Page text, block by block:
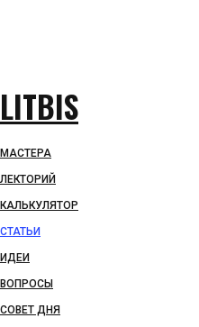
LITBIS
МАСТЕРА
ЛЕКТОРИЙ
КАЛЬКУЛЯТОР
СТАТЬИ
ИДЕИ
ВОПРОСЫ
СОВЕТ ДНЯ